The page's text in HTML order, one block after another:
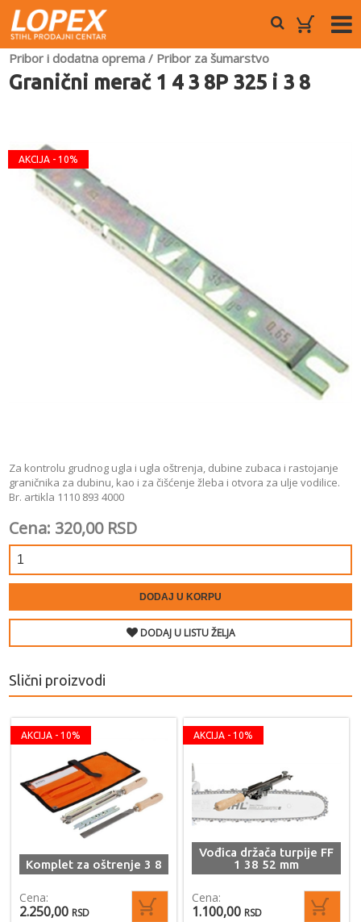
Pribor i dodatna oprema / Pribor za šumarstvo
Granični merač 1 4 3 8P 325 i 3 8
AKCIJA - 10%
Za kontrolu grudnog ugla i ugla oštrenja, dubine zubaca i rastojanje
graničnika za dubinu, kao i za čišćenje žleba i otvora za ulje vodilice.
Br. artikla 1110 893 4000
Cena: 320,00 RSD
DODAJ U KORPU
DODAJ U LISTU ŽELJA
Slični proizvodi
AKCIJA - 10%
Komplet za oštrenje 3 8
Cena:
2.250,00 RSD
AKCIJA - 10%
Vođica držača turpije FF
1 38 52 mm
Cena:
1.100,00 RSD